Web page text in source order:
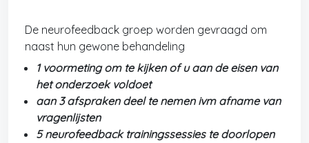
De neurofeedback groep worden gevraagd om
naast hun gewone behandeling
1 voormeting om te kijken of u aan de eisen van
het onderzoek voldoet
aan 3 afspraken deel te nemen ivm afname van
vragenlijsten
5 neurofeedback trainingssessies te doorlopen